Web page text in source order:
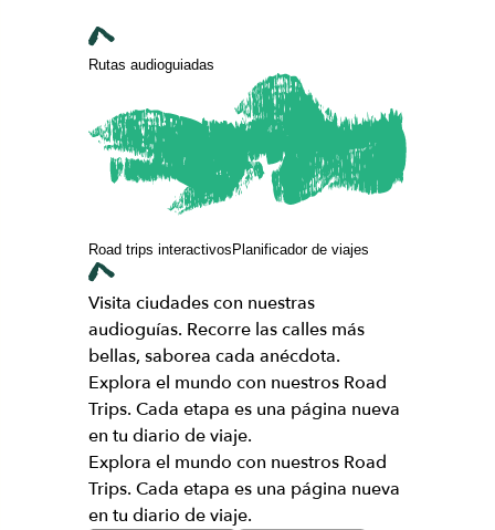
Rutas audioguiadas
Road trips interactivos Planificador de viajes
Visita ciudades con nuestras
audioguías. Recorre las calles más
bellas, saborea cada anécdota.
Explora el mundo con nuestros Road
Trips. Cada etapa es una página nueva
en tu diario de viaje.
Explora el mundo con nuestros Road
Trips. Cada etapa es una página nueva
en tu diario de viaje.